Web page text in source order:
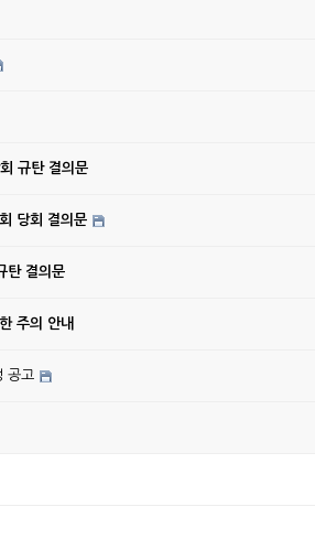
규탄 결의문
당회 결의문
탄 결의문
주의 안내
공고